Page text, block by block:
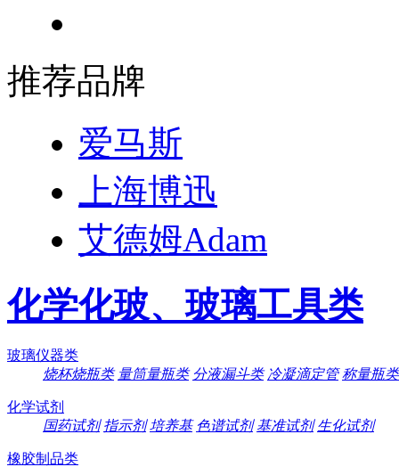
推荐品牌
爱马斯
上海博迅
艾德姆Adam
化学化玻、玻璃工具类
玻璃仪器类
烧杯烧瓶类 量筒量瓶类 分液漏斗类 冷凝滴定管 称量瓶类
化学试剂
国药试剂 指示剂 培养基 色谱试剂 基准试剂 生化试剂
橡胶制品类